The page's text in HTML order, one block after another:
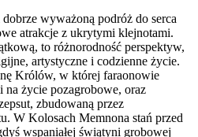
wyważoną podróż do serca
atrakcje z ukrytymi klejnotami.
to różnorodność perspektyw,
artystyczne i codzienne życie.
Królów, w której faraonowie
na życie pozagrobowe, oraz
zbudowaną przez
W Kolosach Memnona stań przed
wspaniałej świątyni grobowej